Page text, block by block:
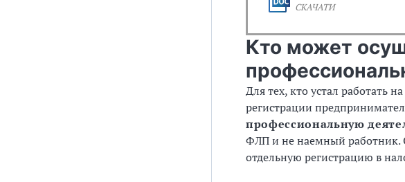
СКАЧАТИ
Кто может
Для тех, кто устал работать
регистрации
профессиональную
ФЛП и не наемный работник.
отдельную регистрацию в